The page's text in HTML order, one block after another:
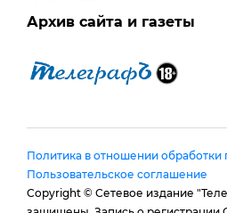
Архив сайта и газеты
Политика в отношении
Пользовательское соглашение
Copyright © Сетевое издание